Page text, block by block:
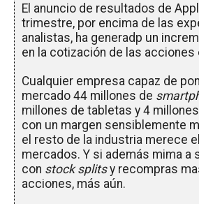
El anuncio de resultados de
trimestre, por encima de las
analistas, ha generadp un
en la cotización de las acciones
Cualquier empresa capaz de
mercado 44 millones de
millones de tabletas y 4
con un margen sensiblemente
el resto de la industria merece
mercados. Y si además mima a
con stock splitsy recompras
acciones, más aún.